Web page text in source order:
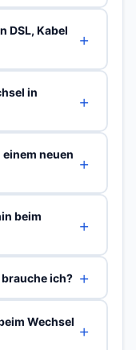
DSL, Kabel
in
neuen
beim
ich?
Wechsel